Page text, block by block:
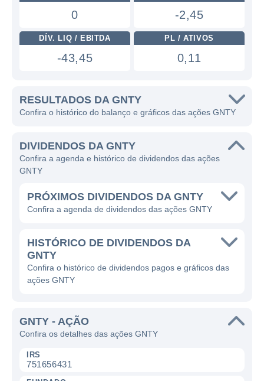
0 -2,45
DÍV. LIQ / EBITDA
-43,45
PL / ATIVOS
0,11
RESULTADOS DA GNTY
Confira o histórico do balanço e gráficos das ações GNTY
DIVIDENDOS DA GNTY
Confira a agenda e histórico de dividendos das ações
GNTY
PRÓXIMOS DIVIDENDOS DA GNTY
Confira a agenda de dividendos das ações GNTY
HISTÓRICO DE DIVIDENDOS DA
GNTY
Confira o histórico de dividendos pagos e gráficos das
ações GNTY
GNTY - AÇÃO
Confira os detalhes das ações GNTY
IRS
751656431